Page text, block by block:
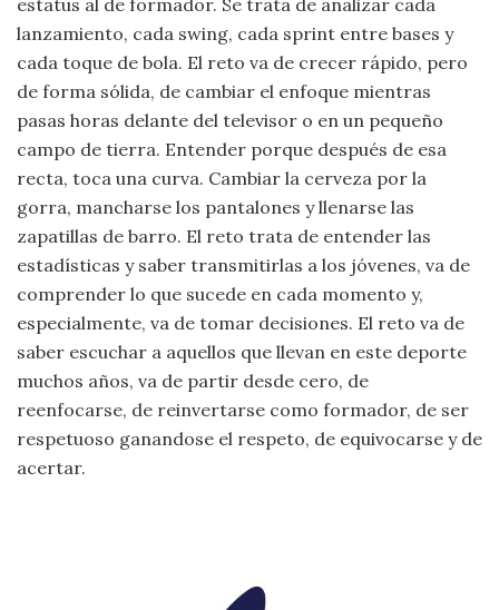
estatus al de formador. Se trata de analizar cada
lanzamiento, cada swing, cada sprint entre bases y
cada toque de bola. El reto va de crecer rápido, pero
de forma sólida, de cambiar el enfoque mientras
pasas horas delante del televisor o en un pequeño
campo de tierra. Entender porque después de esa
recta, toca una curva. Cambiar la cerveza por la
gorra, mancharse los pantalones y llenarse las
zapatillas de barro. El reto trata de entender las
estadísticas y saber transmitirlas a los jóvenes, va de
comprender lo que sucede en cada momento y,
especialmente, va de tomar decisiones. El reto va de
saber escuchar a aquellos que llevan en este deporte
muchos años, va de partir desde cero, de
reenfocarse, de reinvertarse como formador, de ser
respetuoso ganandose el respeto, de equivocarse y de
acertar.